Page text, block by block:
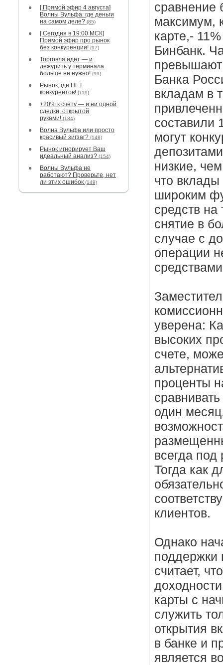
[ Прямой эфир 4 августа]
Волны Вульфа: где деньги
на самом деле? (85)
[ Сегодня в 19:00 МСК]
Прямой эфир про рынок
без конкуренции! (97)
Торговля идёт — и
дежурить у терминала
больше не нужно! (99)
Рынок, где НЕТ
конкурентов! (119)
+20% к счёту — и ни одной
сделки, открытой
руками! (134)
Волна Вульфа или просто
красивый зигзаг? (148)
Рынок игнорирует Ваш
идеальный анализ? (154)
Волны Вульфа не
работают? Проверьте, нет
ли этих ошибок (149)
сравнение
максимум,
карте,-
Бинбанк.
Банка
вкладам в
составили
могут
низкие,
что вклады
широким
средств на
снятие в
случае с
операции
уверена:
высоких
счете,
проценты
один
всегда
Тогда как
клиентов.
Однако
поддержки
считает,
карты с
служить
открытия
в банке и
является